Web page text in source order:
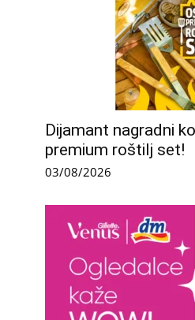
Dijamant nagradni
premium roštilj set!
03/08/2026